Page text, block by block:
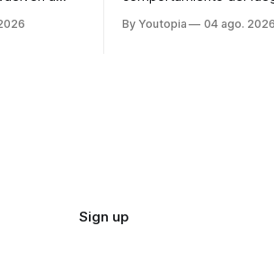
lo previene y combate,
By Youtopia 04 ago. 2026
Sign up